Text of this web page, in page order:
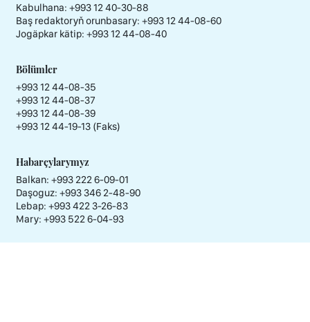
Kabulhana: +993 12 40-30-88
Baş redaktoryň orunbasary: +993 12 44-08-60
Jogäpkar kätip: +993 12 44-08-40
Bölümler
+993 12 44-08-35
+993 12 44-08-37
+993 12 44-08-39
+993 12 44-19-13 (Faks)
Habarçylarymyz
Balkan: +993 222 6-09-01
Daşoguz: +993 346 2-48-90
Lebap: +993 422 3-26-83
Mary: +993 522 6-04-93